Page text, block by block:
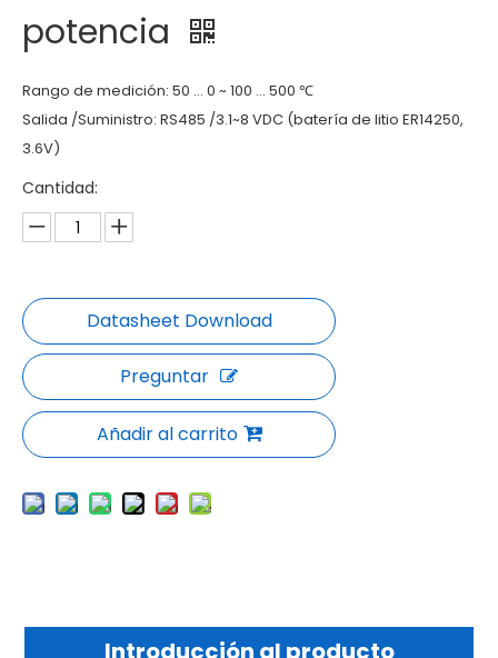
potencia
Rango de medición: 50 ... 0 ~ 100 ... 500 ℃
Salida /Suministro: RS485 /3.1~8 VDC (batería de litio ER14250,
3.6V)
Cantidad:
Preguntar
Añadir al carrito
Introducción al producto